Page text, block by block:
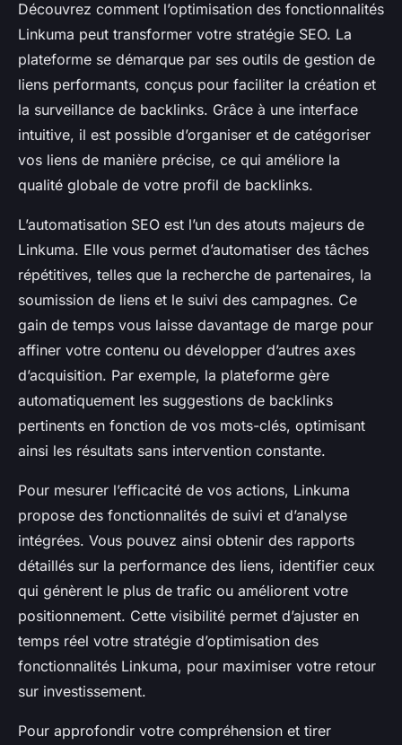
Découvrez comment l’optimisation des fonctionnalités
Linkuma peut transformer votre stratégie SEO. La
plateforme se démarque par ses outils de gestion de
liens performants, conçus pour faciliter la création et
la surveillance de backlinks. Grâce à une interface
intuitive, il est possible d’organiser et de catégoriser
vos liens de manière précise, ce qui améliore la
qualité globale de votre profil de backlinks.
L’automatisation SEO est l’un des atouts majeurs de
Linkuma. Elle vous permet d’automatiser des tâches
répétitives, telles que la recherche de partenaires, la
soumission de liens et le suivi des campagnes. Ce
gain de temps vous laisse davantage de marge pour
affiner votre contenu ou développer d’autres axes
d’acquisition. Par exemple, la plateforme gère
automatiquement les suggestions de backlinks
pertinents en fonction de vos mots-clés, optimisant
ainsi les résultats sans intervention constante.
Pour mesurer l’efficacité de vos actions, Linkuma
propose des fonctionnalités de suivi et d’analyse
intégrées. Vous pouvez ainsi obtenir des rapports
détaillés sur la performance des liens, identifier ceux
qui génèrent le plus de trafic ou améliorent votre
positionnement. Cette visibilité permet d’ajuster en
temps réel votre stratégie d’optimisation des
fonctionnalités Linkuma, pour maximiser votre retour
sur investissement.
Pour approfondir votre compréhension et tirer